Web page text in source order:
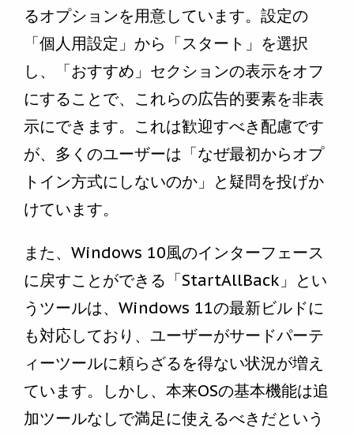
るオプションを用意しています。設定の
「個人用設定」から「スタート」を選択
し、「おすすめ」セクションの表示をオフ
にすることで、これらの広告的要素を非表
示にできます。これは歓迎すべき配慮です
が、多くのユーザーは「なぜ最初からオプ
トイン方式にしないのか」と疑問を投げか
けています。
また、Windows 10風のインターフェース
に戻すことができる「StartAllBack」とい
うツールは、Windows 11の最新ビルドに
も対応しており、ユーザーがサードパーテ
ィーツールに頼らざるを得ない状況が増え
ています。しかし、本来OSの基本機能は追
加ツールなしで満足に使えるべきだという